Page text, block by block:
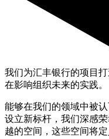
我们为汇丰银行的项目
在影响组织未来的实践。
能够在我们的领域中被
设立新标杆，我们深感
越的空间，这些空间将